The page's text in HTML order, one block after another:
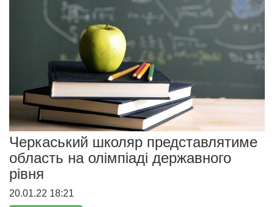
Черкаський школяр представлятиме
область на олімпіаді державного
рівня
20.01.22 18:21